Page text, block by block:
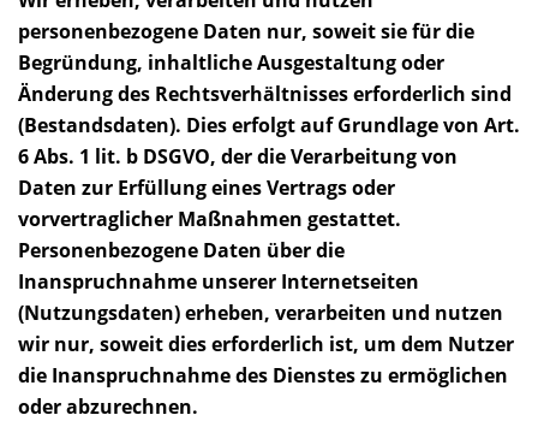
personenbezogene Daten nur, soweit sie für die
Begründung, inhaltliche Ausgestaltung oder
Änderung des Rechtsverhältnisses erforderlich sind
(Bestandsdaten). Dies erfolgt auf Grundlage von Art.
6 Abs. 1 lit. b DSGVO, der die Verarbeitung von
Daten zur Erfüllung eines Vertrags oder
vorvertraglicher Maßnahmen gestattet.
Personenbezogene Daten über die
Inanspruchnahme unserer Internetseiten
(Nutzungsdaten) erheben, verarbeiten und nutzen
wir nur, soweit dies erforderlich ist, um dem Nutzer
die Inanspruchnahme des Dienstes zu ermöglichen
oder abzurechnen.